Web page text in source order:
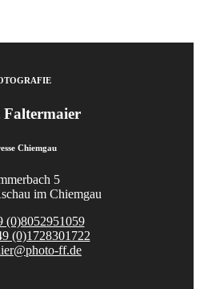
Faltermaier
Chiemgau
5
im Chiemgau
(0)8052951059
(0)1728301722
ff.de